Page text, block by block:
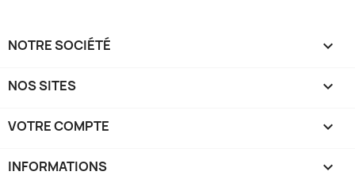
NOTRE SOCIÉTÉ 
NOS SITES 
VOTRE COMPTE 
INFORMATIONS keyboard_arrow_down